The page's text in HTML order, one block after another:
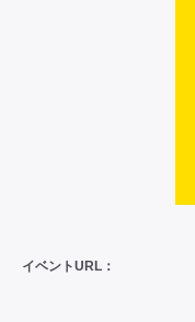
イベントURL：